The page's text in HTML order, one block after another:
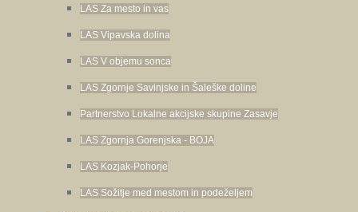
LAS Za mesto in vas
LAS Vipavska dolina
LAS V objemu sonca
LAS Zgornje Savinjske in Šaleške doline
Partnerstvo Lokalne akcijske skupine Zasavje
LAS Zgornja Gorenjska - BOJA
LAS Kozjak-Pohorje
LAS Sožitje med mestom in podeželjem